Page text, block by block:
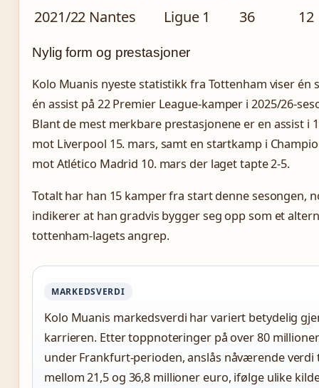
2021/22 Nantes Ligue 1 36 12
Nylig form og prestasjoner
Kolo Muanis nyeste statistikk fra Tottenham viser én
én assist på 22 Premier League-kamper i 2025/26-
Blant de mest merkbare prestasjonene er en assist i
mot Liverpool 15. mars, samt en startkamp i
mot Atlético Madrid 10. mars der laget tapte 2-5.
Totalt har han 15 kamper fra start denne sesongen,
indikerer at han gradvis bygger seg opp som et
tottenham-lagets angrep.
MARKEDSVERDI
Kolo Muanis markedsverdi har variert betydelig
karrieren. Etter toppnoteringer på over 80
under Frankfurt-perioden, anslås nåværende verdi
mellom 21,5 og 36,8 millioner euro, ifølge ulike